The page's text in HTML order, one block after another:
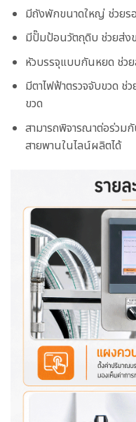
มีถังพักขนาดใหญ่ ช่วยร
มีปั๊มป้อนวัตถุดิบ ช่วยส่งข
หัวบรรจุแบบกันหยด ช่วย
มีตาไฟฟ้าตรวจจับขวด ช่
ขวด
สามารถพิจารณาต่อร่วม
สายพานในไลน์ผลิตได้